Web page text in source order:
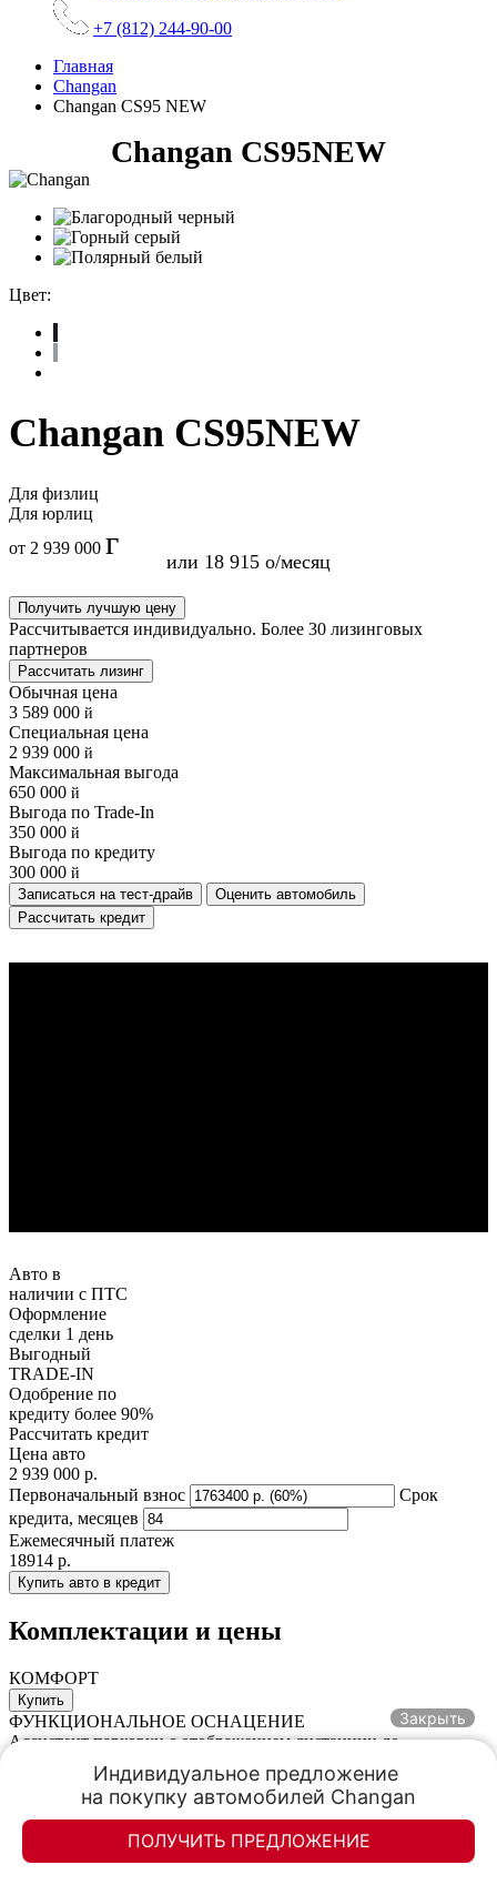
+7 (812) 244-90-00
Главная
Changan
Changan CS95 NEW
Changan CS95NEW
Цвет:
Changan CS95NEW
Для физлиц
Для юрлиц
от 2 939 000
или 18 915 /месяц
Получить лучшую цену
Рассчитывается индивидуально. Более 30 лизинговых
партнеров
Рассчитать лизинг
Обычная цена
3 589 000
Специальная цена
2 939 000
Максимальная выгода
650 000
Выгода по Trade-In
350 000
Выгода по кредиту
300 000
Записаться на тест-драйв
Оценить автомобиль
Рассчитать кредит
Авто в
наличии с ПТС
Оформление
сделки 1 день
Выгодный
TRADE-IN
Одобрение по
кредиту более 90%
Рассчитать кредит
Цена авто
2 939 000 р.
Первоначальный взнос
Срок
кредита, месяцев
Ежемесячный платеж
18914 р.
Купить авто в кредит
Комплектации и цены
КОМФОРТ
Купить
ФУНКЦИОНАЛЬНОЕ ОСНАЦЕНИЕ
Ассистент парковки c отображением дистанции до
передних датчика)
Электронная система помощи при подъёме (HHC)
Электропривод механизма складывания наружных зеркал
3-х зонный климат-контроль с отдельным кондиционером для
Закрыть
Индивидуальное предложение
на покупку автомобилей Changan
ПОЛУЧИТЬ ПРЕДЛОЖЕНИЕ
Элан-моторс
Элан-моторс